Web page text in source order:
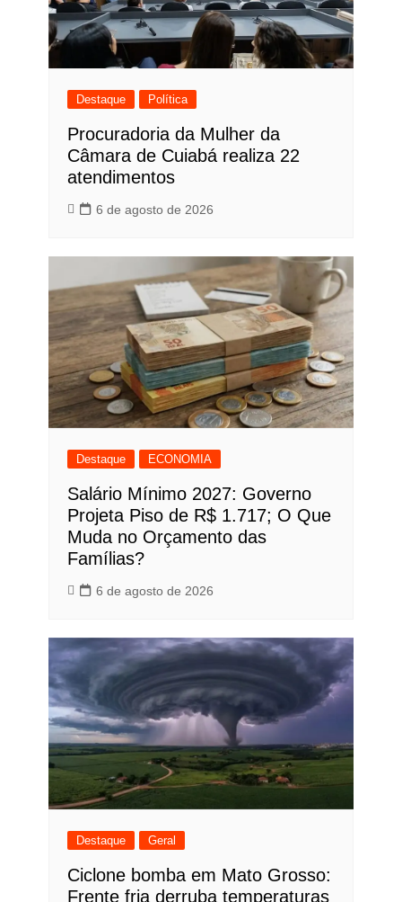
Destaque Política
Procuradoria da Mulher da
Câmara de Cuiabá realiza 22
atendimentos
6 de agosto de 2026
Destaque ECONOMIA
Salário Mínimo 2027: Governo
Projeta Piso de R$ 1.717; O Que
Muda no Orçamento das
Famílias?
6 de agosto de 2026
Destaque Geral
Ciclone bomba em Mato Grosso:
Frente fria derruba temperaturas